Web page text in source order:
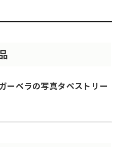
ーベラの写真タペストリー